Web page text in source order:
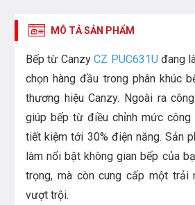
MÔ TẢ SẢN PHẨM
Bếp từ CanzyCZ PUC631Uđang
chọn hàng đầu trong phân khúc
thương hiệu Canzy. Ngoài ra
giúp bếp từ điều chỉnh mức công
tiết kiệm tới 30% điện năng. Sản
làm nổi bật không gian bếp của
trọng, mà còn cung cấp một trải
vượt trội.